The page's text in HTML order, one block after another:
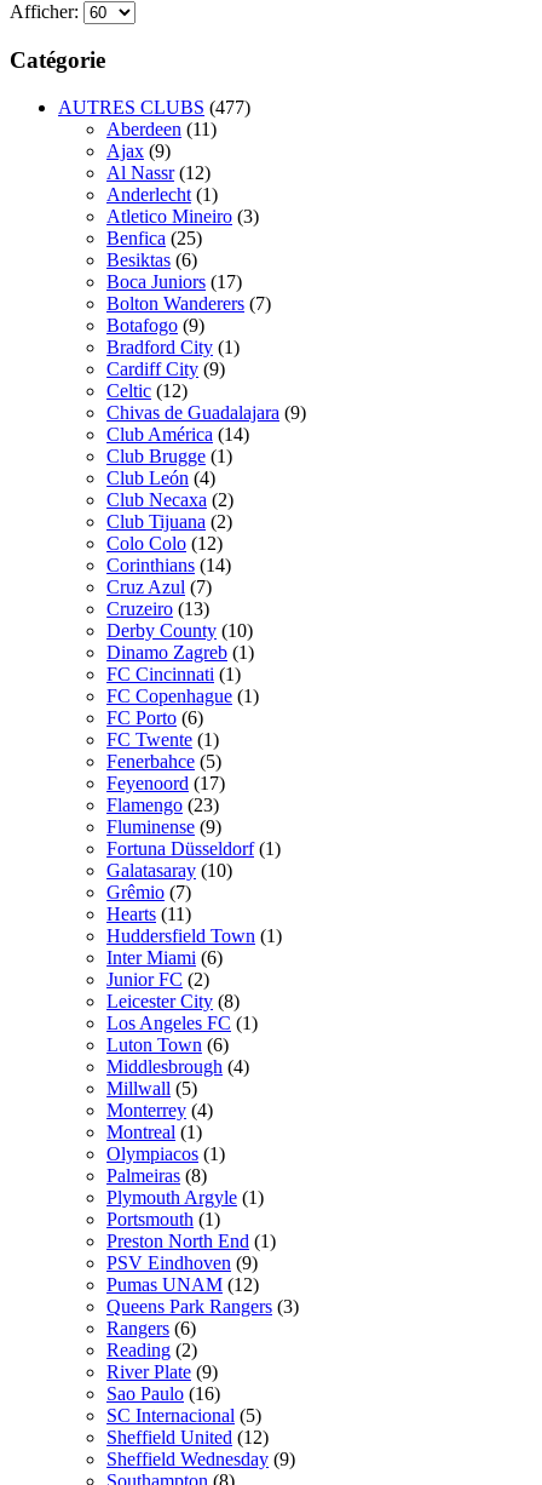
Afficher:
Catégorie
AUTRES CLUBS (477)
Aberdeen (11)
Ajax (9)
Al Nassr (12)
Anderlecht (1)
Atletico Mineiro (3)
Benfica (25)
Besiktas (6)
Boca Juniors (17)
Bolton Wanderers (7)
Botafogo (9)
Bradford City (1)
Cardiff City (9)
Celtic (12)
Chivas de Guadalajara (9)
Club América (14)
Club Brugge (1)
Club León (4)
Club Necaxa (2)
Club Tijuana (2)
Colo Colo (12)
Corinthians (14)
Cruz Azul (7)
Cruzeiro (13)
Derby County (10)
Dinamo Zagreb (1)
FC Cincinnati (1)
FC Copenhague (1)
FC Porto (6)
FC Twente (1)
Fenerbahce (5)
Feyenoord (17)
Flamengo (23)
Fluminense (9)
Fortuna Düsseldorf (1)
Galatasaray (10)
Grêmio (7)
Hearts (11)
Huddersfield Town (1)
Inter Miami (6)
Junior FC (2)
Leicester City (8)
Los Angeles FC (1)
Luton Town (6)
Middlesbrough (4)
Millwall (5)
Monterrey (4)
Montreal (1)
Olympiacos (1)
Palmeiras (8)
Plymouth Argyle (1)
Portsmouth (1)
Preston North End (1)
PSV Eindhoven (9)
Pumas UNAM (12)
Queens Park Rangers (3)
Rangers (6)
Reading (2)
River Plate (9)
Sao Paulo (16)
SC Internacional (5)
Sheffield United (12)
Sheffield Wednesday (9)
Southampton (8)